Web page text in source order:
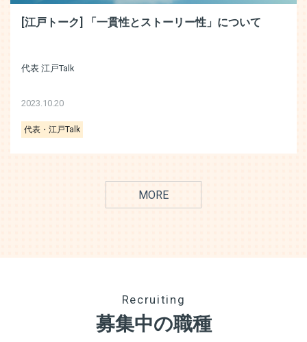
[江戸トーク] 「一貫性とストーリー性」について
代表 江戸Talk
2023.10.20
代表・江戸Talk
MORE
Recruiting
募集中の職種